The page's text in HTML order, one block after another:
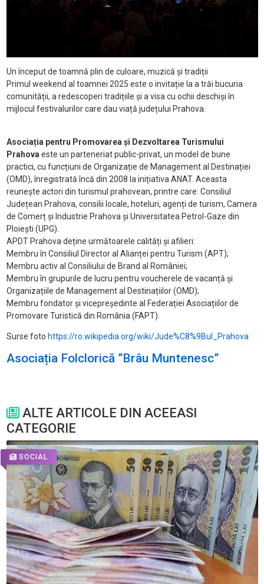
Un început de toamnă plin de culoare, muzică și tradiții
Primul weekend al toamnei 2025 este o invitație la a trăi bucuria
comunității, a redescoperi tradițiile și a visa cu ochii deschiși în
mijlocul festivalurilor care dau viață județului Prahova.
Asociația pentru Promovarea și Dezvoltarea Turismului
Prahova este un parteneriat public-privat, un model de bune
practici, cu funcțiuni de Organizație de Management al Destinației
(OMD), înregistrată încă din 2008 la inițiativa ANAT. Aceasta
reunește actori din turismul prahovean, printre care: Consiliul
Județean Prahova, consilii locale, hoteluri, agenți de turism, Camera
de Comerț și Industrie Prahova și Universitatea Petrol-Gaze din
Ploiești (UPG).
APDT Prahova deține următoarele calități și afilieri:
Membru în Consiliul Director al Alianței pentru Turism (APT);
Membru activ al Consiliului de Brand al României;
Membru în grupurile de lucru pentru voucherele de vacanță și
Organizațiile de Management al Destinațiilor (OMD);
Membru fondator și vicepreședinte al Federației Asociațiilor de
Promovare Turistică din România (FAPT).
Surse foto https://ro.wikipedia.org/wiki/Jude%C8%9Bul_Prahova
Asociația Folclorică ”Brâu Muntenesc”
ALTE ARTICOLE DIN ACEEASI
CATEGORIE
SOCIAL